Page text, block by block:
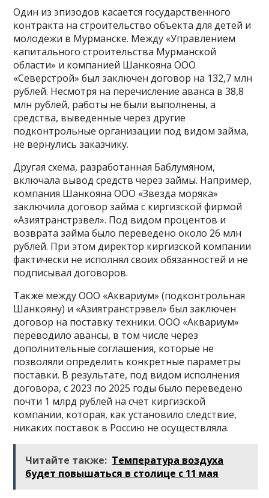
Один из эпизодов касается государственного
контракта на строительство объекта для детей и
молодежи в Мурманске. Между «Управлением
капитального строительства Мурманской
области» и компанией Шанкояна ООО
«Северстрой» был заключен договор на 132,7 млн
рублей. Несмотря на перечисление аванса в 38,8
млн рублей, работы не были выполнены, а
средства, выведенные через другие
подконтрольные организации под видом займа,
не вернулись заказчику.
Другая схема, разработанная Баблумяном,
включала вывод средств через займы. Например,
компания Шанкояна ООО «Звезда моряка»
заключила договор займа с киргизской фирмой
«Азиятранстрэвел». Под видом процентов и
возврата займа было переведено около 26 млн
рублей. При этом директор киргизской компании
фактически не исполнял своих обязанностей и не
подписывал договоров.
Также между ООО «Аквариум» (подконтрольная
Шанкояну) и «Азиятранстрэвел» был заключен
договор на поставку техники. ООО «Аквариум»
переводило авансы, в том числе через
дополнительные соглашения, которые не
позволяли определить конкретные параметры
поставки. В результате, под видом исполнения
договора, с 2023 по 2025 годы было переведено
почти 1 млрд рублей на счет киргизской
компании, которая, как установило следствие,
никаких поставок в Россию не осуществляла.
Читайте также: Температура воздуха
будет повышаться в столице с 11 мая